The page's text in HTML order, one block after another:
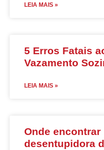
LEIA MAIS »
5 Erros Fatais
Vazamento
LEIA MAIS »
Onde encontrar
desentupidora